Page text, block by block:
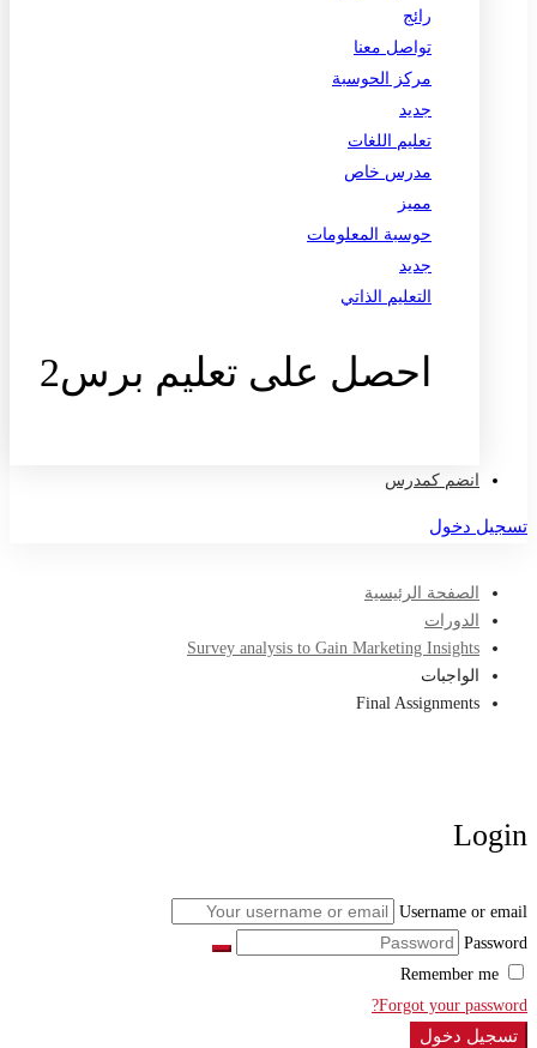
رائج
تواصل معنا
مركز الحوسبة
جديد
تعليم اللغات
مدرس خاص
مميز
حوسبة المعلومات
جديد
التعليم الذاتي
احصل على تعليم برس2
انضم كمدرس
تسجيل دخول
الصفحة الرئيسية
الدورات
Survey analysis to Gain Marketing Insights
الواجبات
Final Assignments
Login
Username or email
Password
Forgot your password?
تسجيل دخول